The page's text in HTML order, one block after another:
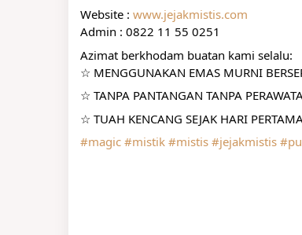
Website : www.jejakmistis.com
Admin : 0822 11 55 0251
Azimat berkhodam buatan kami selalu:
☆ MENGGUNAKAN EMAS MURNI
☆ TANPA PANTANGAN TANPA
☆ TUAH KENCANG SEJAK HARI
#magic #mistik #mistis #jejakmistis